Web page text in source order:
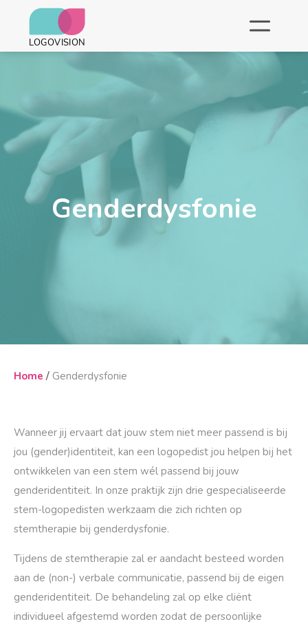
Genderdysfonie
Home / Genderdysfonie
Wanneer jij ervaart dat jouw stem niet meer passend is bij
jou (gender)identiteit, kan een logopedist jou helpen bij het
ontwikkelen van een stem wél passend bij jouw
genderidentiteit. In onze praktijk zijn drie gespecialiseerde
stem-logopedisten werkzaam die zich richten op
stemtherapie bij genderdysfonie.
Tijdens de stemtherapie zal er aandacht besteed worden
aan de (non-) verbale communicatie, passend bij de eigen
genderidentiteit. De behandeling zal op elke cliënt
individueel afgestemd worden zodat de persoonlijke